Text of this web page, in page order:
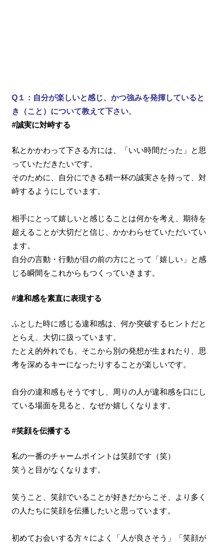
Q１：自分が楽しいと感じ、かつ強みを発揮していると
き（こと）について教えて下さい。
#誠実に対峙する
私とかかわって下さる方には、「いい時間だった」と思
っていただきたいです。
そのために、自分にできる精一杯の誠実さを持って、対
峙するようにしています。
相手にとって嬉しいと感じることは何かを考え、期待を
超えることが大切だと信じ、かかわらせていただいてい
ます。
自分の言動・行動が目の前の方にとって「嬉しい」と感
じる瞬間をこれからもつくっていきます。
#違和感を素直に表現する
ふとした時に感じる違和感は、何か突破するヒントだと
とらえ、大切に扱っています。
たとえ的外れでも、そこから別の発想が生まれたり、思
考を深めるキーになったりすることが楽しいです。
自分の違和感もそうですし、周りの人が違和感を口にし
ている場面を見ると、なぜか嬉しくなります。
#笑顔を伝播する
私の一番のチャームポイントは笑顔です（笑）
笑うと目がなくなります。
笑うこと、笑顔でいることが好きだからこそ、より多く
の人たちに笑顔を伝播したいと思っています。
初めてお会いする方々によく「人が良さそう」「笑顔が